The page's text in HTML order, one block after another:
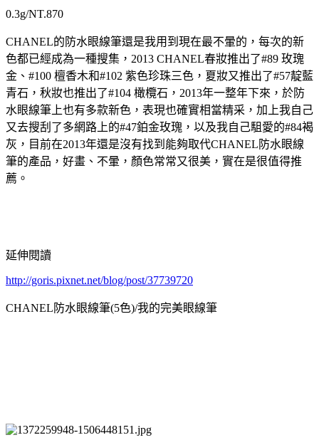
0.3g/NT.870
CHANEL的防水眼線筆還是我用到現在最不暈的，每次的新
色都已經成為一種搜集，2013 CHANEL春妝推出了#89 玫瑰
金、#100 檀香木和#102 紫色珍珠三色，夏妝又推出了#57靛藍
青石，秋妝也推出了#104 橄欖石，2013年一整年下來，於防
水眼線筆上也有多款新色，表現也確實相當精采，加上我自己
又去搜刮了多網路上的#47鉑金玫瑰，以及我自己駔愛的#84褐
灰，目前在2013年還是沒有找到能夠取代CHANEL防水眼線
筆的產品，好畫、不暈，顏色常常又很美，實在是很值得推
薦。
延伸閱讀
http://goris.pixnet.net/blog/post/37739720
CHANEL防水眼線筆(5色)/我的完美眼線筆